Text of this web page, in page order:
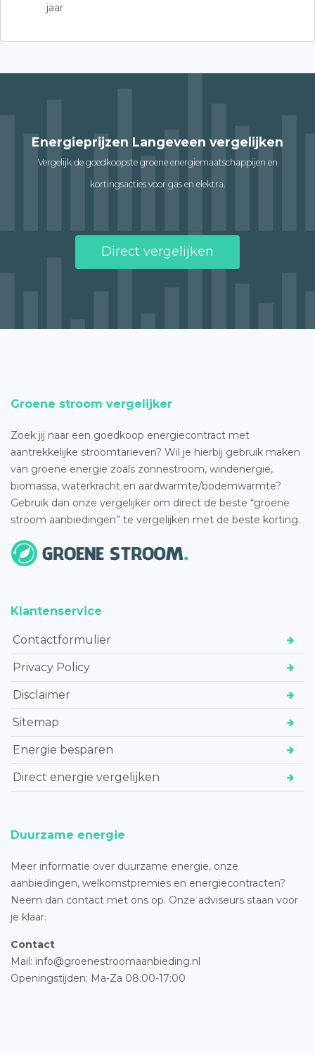
jaar
Energieprijzen Langeveen vergelijken
Vergelijk de goedkoopste groene energiemaatschappijen en
kortingsacties voor gas en elektra.
Direct vergelijken
Groene stroom vergelijker
Zoek jij naar een goedkoop energiecontract met
aantrekkelijke stroomtarieven? Wil je hierbij gebruik maken
van groene energie zoals zonnestroom, windenergie,
biomassa, waterkracht en aardwarmte/bodemwarmte?
Gebruik dan onze vergelijker om direct de beste “groene
stroom aanbiedingen” te vergelijken met de beste korting.
Klantenservice
Contactformulier
Privacy Policy
Disclaimer
Sitemap
Energie besparen
Direct energie vergelijken
Duurzame energie
Meer informatie over duurzame energie, onze
aanbiedingen, welkomstpremies en energiecontracten?
Neem dan contact met ons op. Onze adviseurs staan voor
je klaar.
Contact
Mail: info@groenestroomaanbieding.nl
Openingstijden: Ma-Za 08:00-17:00